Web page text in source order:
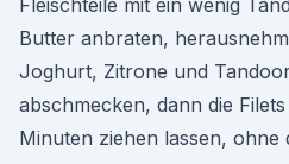
Fleischteile mit ein wenig
Butter anbraten,
Joghurt, Zitrone und
abschmecken, dann die
Minuten ziehen lassen, ohne